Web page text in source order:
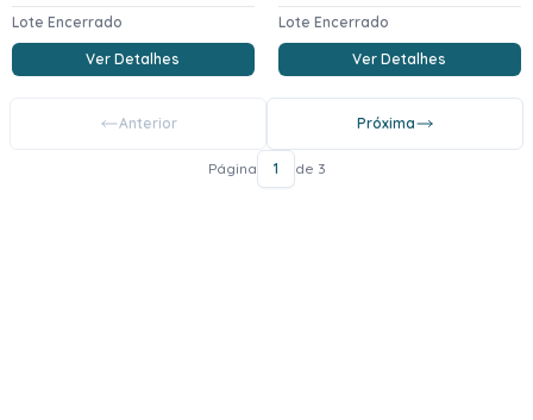
Lote Encerrado
Ver Detalhes
Lote Encerrado
Ver Detalhes
Anterior Próxima
Página 1 de 3